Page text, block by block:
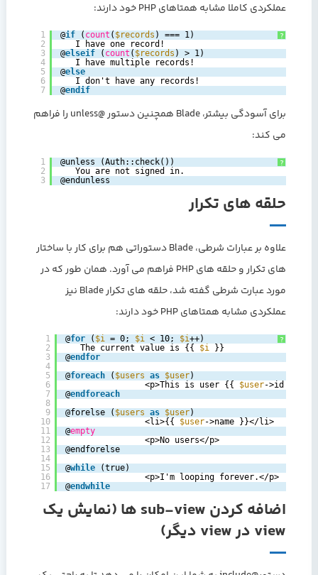
عملکردی کاملا مشابه همتاهای PHP خود دارند:
?
1
2
3
4
5
6
7
@if ( count ( $records ) === 1)
I have one record!
@elseif ( count ( $records ) > 1)
I have multiple records!
@else
I don't have any records!
@endif
برای آسودگی بیشتر، Blade همچنین دستور @unless را فراهم
می کند:
?
1
2
3
@unless (Auth::check())
You are not signed in.
@endunless
حلقه های تکرار
علاوه بر عبارات شرطی، Blade دستوراتی هم برای کار با ساختار
های تکرار و حلقه های PHP فراهم می آورد. همان طور که در
مورد عبارت شرطی گفته شد، حلقه های تکرار Blade نیز
عملکردی مشابه همتاهای PHP خود دارند:
?
1
2
3
4
5
6
7
8
9
10
11
12
13
14
15
16
17
@for ( $i = 0; $i < 10; $i++)
The current value is {{ $i
}}
@endfor
@foreach ( $users as $user)
<p>This is user {{ $user->id }}</p>
@endforeach
@forelse ( $users as $user)
<li>{{ $user->name }}</li>
@empty
<p>No users</p>
@endforelse
@while
(true)
<p>I'm looping forever.</p>
@endwhile
اضافه کردن sub-view ها (نمایش یک
view در view دیگر)